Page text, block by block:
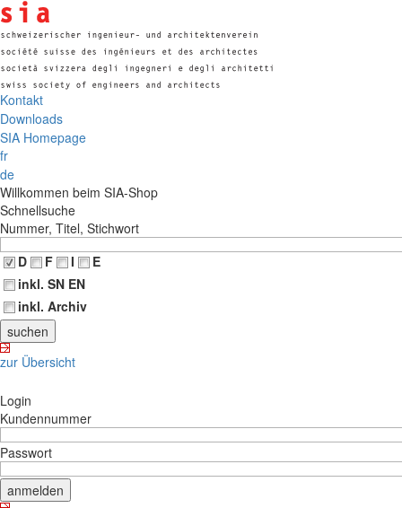
Kontakt
Downloads
SIA Homepage
fr
de
Willkommen beim SIA-Shop
Schnellsuche
Nummer, Titel, Stichwort
D
F I
E
inkl. SN EN
inkl. Archiv
zur Übersicht
Login
Kundennummer
Passwort